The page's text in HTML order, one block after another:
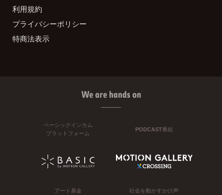
利用規約
プライバシーポリシー
特商法表示
We are hands on
ベーシックインカム
プラットフォーム
PODCAST番組
アート基金 社会を動かすかけ声